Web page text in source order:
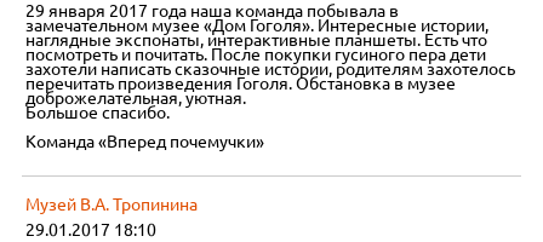
29 января 2017 года наша команда побывала в
замечательном музее «Дом Гоголя». Интересные истории,
наглядные экспонаты, интерактивные планшеты. Есть что
посмотреть и почитать. После покупки гусиного пера дети
захотели написать сказочные истории, родителям захотелось
перечитать произведения Гоголя. Обстановка в музее
доброжелательная, уютная.
Большое спасибо.
Команда «Вперед почемучки»
Музей В.А. Тропинина
29.01.2017 18:10